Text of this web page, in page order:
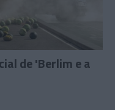
de 'Berlim e a